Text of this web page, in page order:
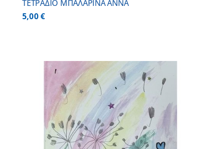
ΤΕΤΡΑΔΙΟ ΜΠΑΛΑΡΙΝΑ ΑΝΝΑ
5,00€